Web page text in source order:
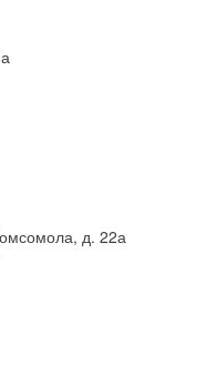
д. 22а